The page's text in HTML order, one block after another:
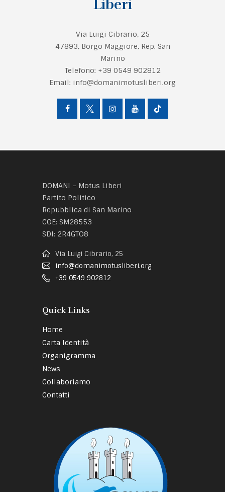
Liberi
Via Luigi Cibrario, 25
47893, Borgo Maggiore, Rep. San
Marino
Telefono: +39 0549 902812
Email: info@domanimotusliberi.org
DOMANI – Motus Liberi
Partito Politico
Repubblica di San Marino
COE: SM28553
SDI: 2R4GTO8
Via Luigi Cibrario, 25
info@domanimotusliberi.org
+39 0549 902812
Quick Links
Home
Carta Identità
Organigramma
News
Collaboriamo
Contatti